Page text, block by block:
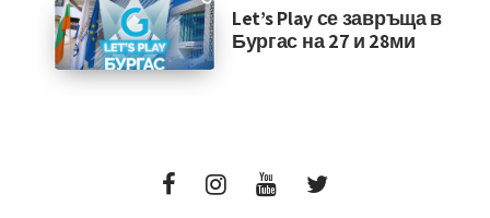
Let’s Play се завръща в
Бургас на 27 и 28ми